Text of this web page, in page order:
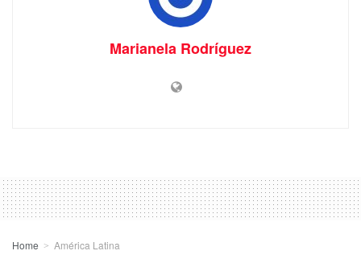
Marianela Rodríguez
Home América Latina